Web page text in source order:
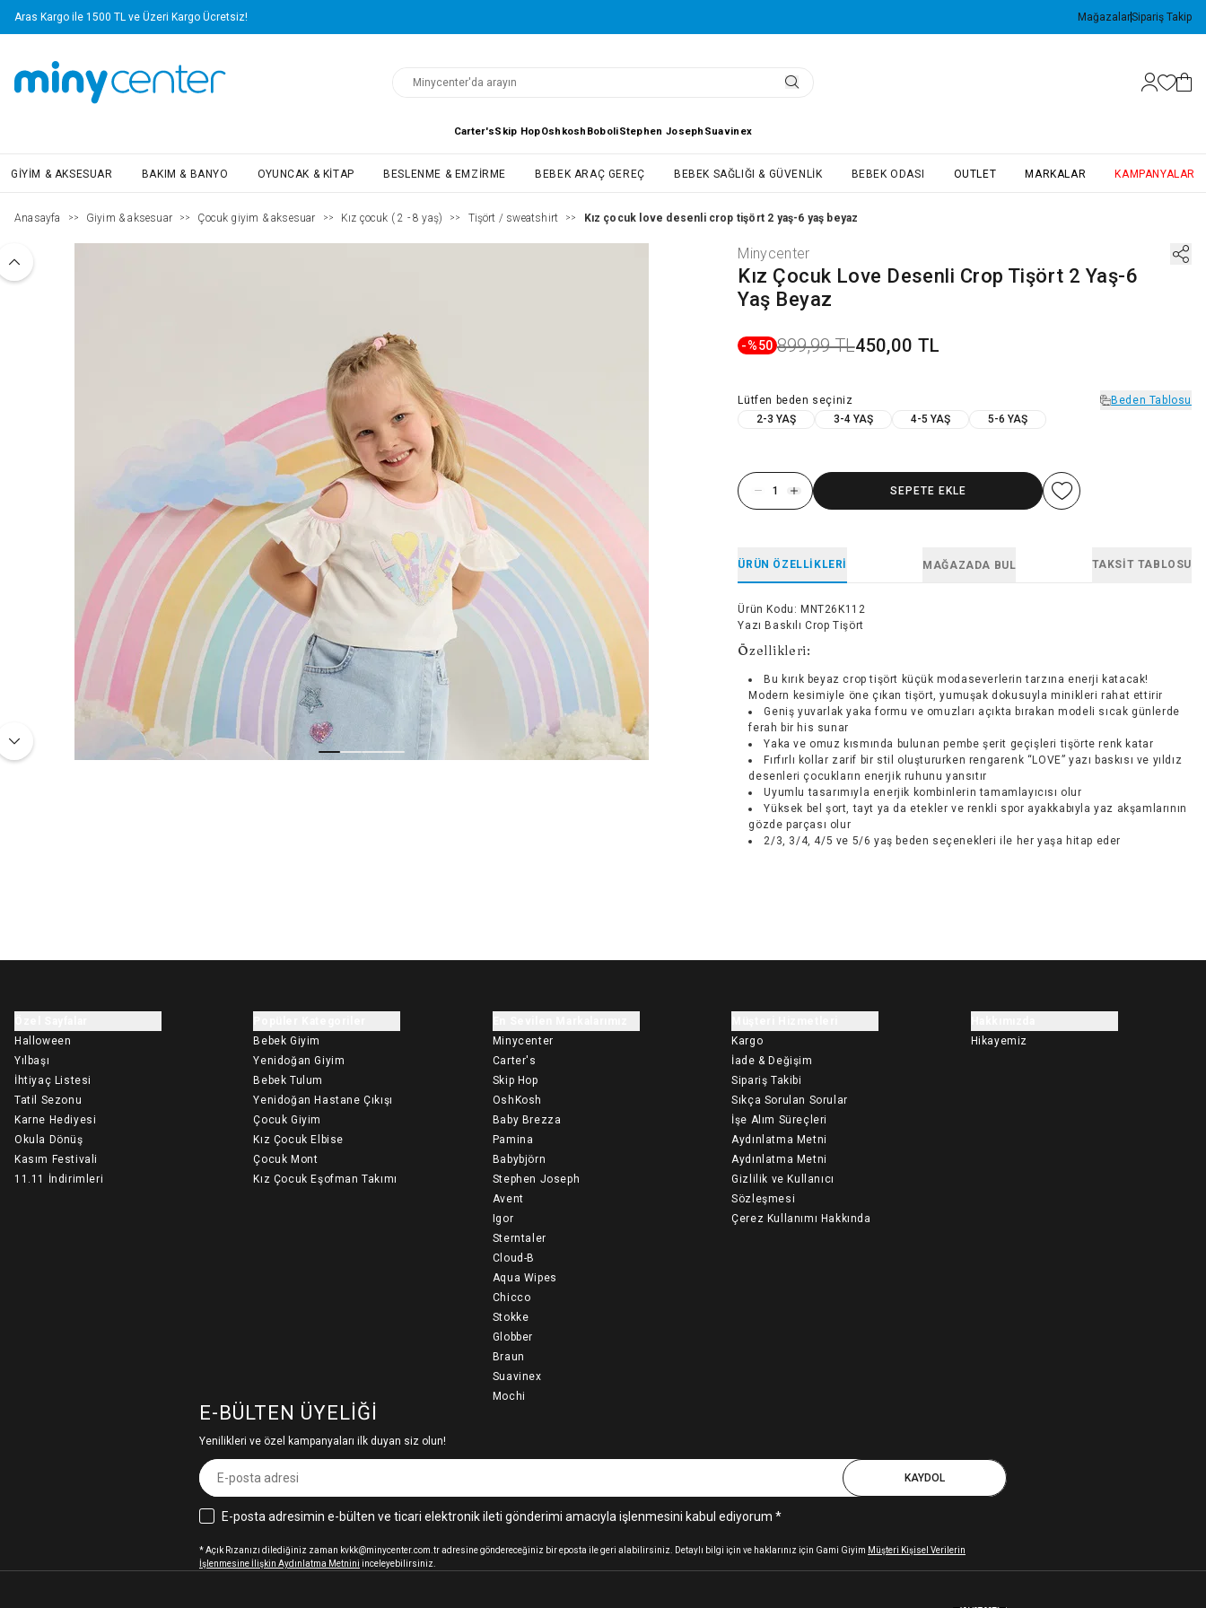
Aras Kargo ile 1500 TL ve Üzeri Kargo Ücretsiz! MağazalarSipariş Takip
Carter'sSkip HopOshkosh BoboliStephen Joseph Suavinex
GIYIM & AKSESUAR BAKIM & BANYO OYUNCAK & KITAP BESLENME & EMZIRME BEBEK ARAÇ GEREÇ BEBEK SAĞLIĞI & GÜVENLIK BEBEK ODASI OUTLET MARKALAR KAMPANYALAR
Anasayfa >> Giyim & aksesuar >> Çocuk giyim & aksesuar >> Kız çocuk ( 2 - 8 yaş) >> Tişört / sweatshirt >> Kız çocuk love desenli crop tişört 2 yaş-6 yaş beyaz
Minycenter
Kız Çocuk Love Desenli Crop Tişört 2 Yaş-6
Yaş Beyaz
-%50 899,99 TL450,00 TL
Lütfen beden seçiniz
Beden Tablosu
2-3 YAŞ
3-4 YAŞ 4-5 YAŞ 5-6 YAŞ
SEPETE EKLE
ÜRÜN ÖZELLIKLERI MAĞAZADA BUL TAKSIT TABLOSU
Ürün Kodu : MNT26K112
Yazı Baskılı Crop Tişört
Özellikleri:
Bu kırık beyaz crop tişört küçük modaseverlerin tarzına enerji katacak!
Modern kesimiyle öne çıkan tişört, yumuşak dokusuyla minikleri rahat ettirir
Geniş yuvarlak yaka formu ve omuzları açıkta bırakan modeli sıcak günlerde
ferah bir his sunar
Yaka ve omuz kısmında bulunan pembe şerit geçişleri tişörte renk katar
Fırfırlı kollar zarif bir stil oluştururken rengarenk “LOVE” yazı baskısı ve yıldız
desenleri çocukların enerjik ruhunu yansıtır
Uyumlu tasarımıyla enerjik kombinlerin tamamlayıcısı olur
Yüksek bel şort, tayt ya da etekler ve renkli spor ayakkabıyla yaz akşamlarının
gözde parçası olur
2/3, 3/4, 4/5 ve 5/6 yaş beden seçenekleri ile her yaşa hitap eder
Halloween
Yılbaşı
İhtiyaç Listesi
Tatil Sezonu
Karne Hediyesi
Okula Dönüş
Kasım Festivali
11.11 İndirimleri
Bebek Giyim
Yenidoğan Giyim
Bebek Tulum
Yenidoğan Hastane Çıkışı
Çocuk Giyim
Kız Çocuk Elbise
Çocuk Mont
Kız Çocuk Eşofman Takımı
Minycenter
Carter's
Skip Hop
OshKosh
Baby Brezza
Pamina
Babybjörn
Stephen Joseph
Avent
Igor
Sterntaler
Cloud-B
Aqua Wipes
Chicco
Stokke
Globber
Braun
Suavinex
Mochi
Kargo
İade & Değişim
Sipariş Takibi
Sıkça Sorulan Sorular
İşe Alım Süreçleri
Aydınlatma Metni
Aydınlatma Metni
Gizlilik ve Kullanıcı
Sözleşmesi
Çerez Kullanımı Hakkında
Hikayemiz
E-BÜLTEN ÜYELIĞI
Yenilikleri ve özel kampanyaları ilk duyan siz olun!
KAYDOL
E-posta adresimin e-bülten ve ticari elektronik ileti gönderimi amacıyla işlenmesini kabul ediyorum *
* Açık Rızanızı dilediğiniz zaman kvkk@minycenter.com.tr adresine göndereceğiniz bir eposta ile geri alabilirsiniz. Detaylı bilgi için ve haklarınız için Gami Giyim Müşteri Kişisel Verilerin
İşlenmesine İlişkin Aydınlatma Metnini inceleyebilirsiniz.